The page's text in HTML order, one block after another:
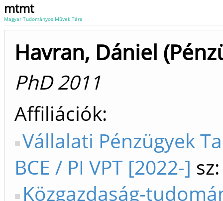
mtmt
Magyar Tudományos Művek Tára
Havran, Dániel
PhD 2011
Affiliációk
Vállalati Pénzügyek
BCE / PI VPT [2022-]
Közgazdaság-